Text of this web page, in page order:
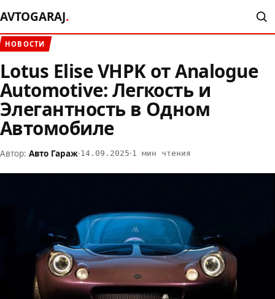
AVTOGARAJ.
НОВОСТИ
Lotus Elise VHPK от Analogue
Automotive: Легкость и
Элегантность в Одном
Автомобиле
Автор: Авто Гараж·14.09.2025·1 мин чтения